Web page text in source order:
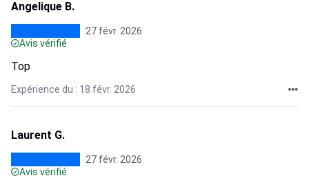
Angelique B.
27 févr. 2026
Avis vérifié
Top
Expérience du : 18 févr. 2026
Laurent G.
27 févr. 2026
Avis vérifié